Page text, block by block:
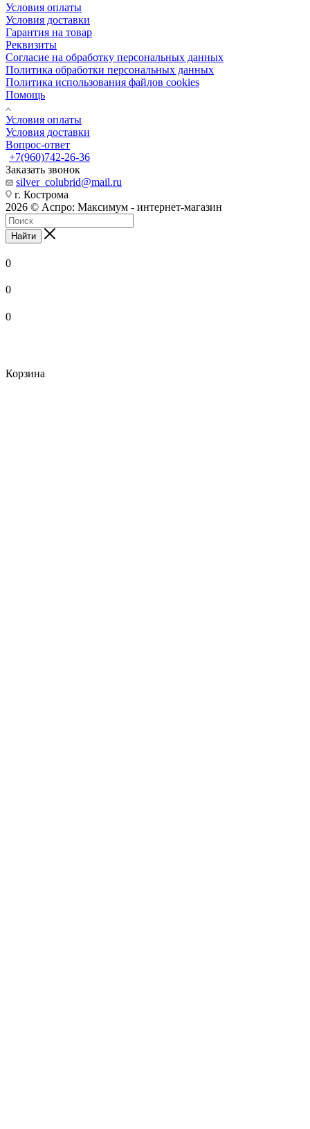
Условия оплаты
Условия доставки
Гарантия на товар
Реквизиты
Согласие на обработку персональных данных
Политика обработки персональных данных
Политика использования файлов cookies
Помощь
Условия оплаты
Условия доставки
Вопрос-ответ
+7(960)742-26-36
Заказать звонок
silver_colubrid@mail.ru
г. Кострома
2026 © Аспро: Максимум - интернет-магазин
Найти
0
0
0
Корзина